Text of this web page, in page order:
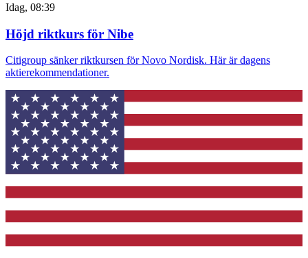
Idag, 08:39
Höjd riktkurs för Nibe
Citigroup sänker riktkursen för Novo Nordisk. Här är dagens
aktierekommendationer.